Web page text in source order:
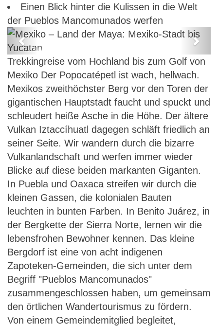
Einen Blick hinter die Kulissen in die Welt
der Pueblos Mancomunados werfen
Mexiko – Land der Maya: Mexiko-
Stadt bis Yucatan
Previous Next
Trekkingreise vom Hochland bis zum Golf von
Mexiko Der Popocatépetl ist wach, hellwach.
Mexikos zweithöchster Berg vor den Toren der
gigantischen Hauptstadt faucht und spuckt und
schleudert heiße Asche in die Höhe. Der ältere
Vulkan Iztaccíhuatl dagegen schläft friedlich an
seiner Seite. Wir wandern durch die bizarre
Vulkanlandschaft und werfen immer wieder
Blicke auf diese beiden markanten Giganten.
In Puebla und Oaxaca streifen wir durch die
kleinen Gassen, die kolonialen Bauten
leuchten in bunten Farben. In Benito Juárez, in
der Bergkette der Sierra Norte, lernen wir die
lebensfrohen Bewohner kennen. Das kleine
Bergdorf ist eine von acht indigenen
Zapoteken-Gemeinden, die sich unter dem
Begriff "Pueblos Mancomunados"
zusammengeschlossen haben, um gemeinsam
den örtlichen Wandertourismus zu fördern.
Von einem Gemeindemitglied begleitet,